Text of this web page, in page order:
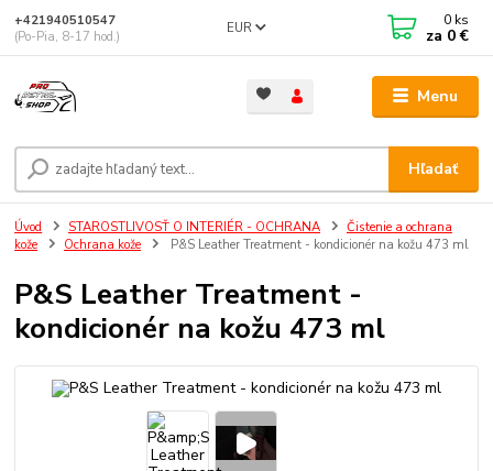
Menu
EUR
Hľadať
+421940510547
(Po-Pia, 8-17 hod.)
0 ks
za 0 €
Úvod STAROSTLIVOSŤ O INTERIÉR - OCHRANA
Čistenie a ochrana
kože
Ochrana kože P&S Leather Treatment - kondicionér na kožu 473 ml
P&S Leather Treatment -
kondicionér na kožu 473 ml